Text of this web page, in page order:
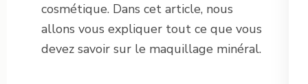
cosmétique. Dans cet article, nous
allons vous expliquer tout ce que vous
devez savoir sur le maquillage minéral.